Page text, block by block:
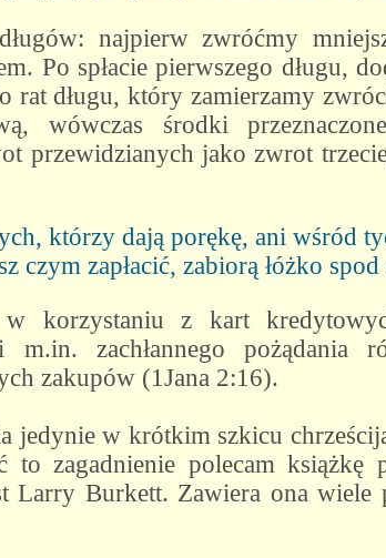
najpierw zwróćmy
Po spłacie pierwszego długu,
rat długu, który zamierzamy
wówczas środki
przewidzianych jako zwrot
którzy dają porękę, ani wśród
czym zapłacić, zabiorą łóżko
korzystaniu z kart
m.in. zachłannego pożądania
zakupów (1Jana 2:16).
jedynie w krótkim szkicu
to zagadnienie polecam
Larry Burkett. Zawiera ona